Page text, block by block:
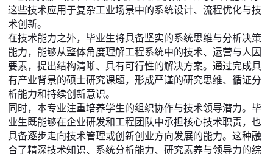
这些技术应用于复杂工业场景中的系统设计、流程优化与技
术创新。
在技术能力之外，毕业生将具备坚实的系统思维与分析决策
能力，能够从整体角度理解工程系统中的技术、运营与人因
要素，提出结构清晰、具有可行性的解决方案。通过完成具
有产业背景的硕士研究课题，形成严谨的研究思维、循证分
析能力和持续创新意识。
同时，本专业注重培养学生的组织协作与技术领导潜力。毕
业生既能够在企业研发和工程团队中承担核心技术职责，也
具备逐步走向技术管理或创新创业方向发展的能力。这种融
合了精深技术知识、系统分析能力、研究素养与领导力的综